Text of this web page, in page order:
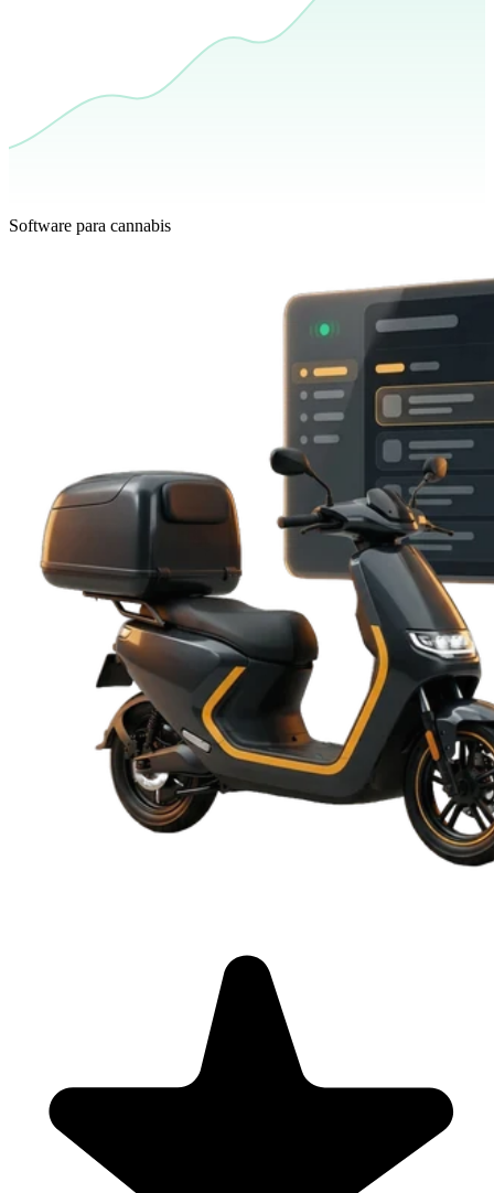
Software para cannabis